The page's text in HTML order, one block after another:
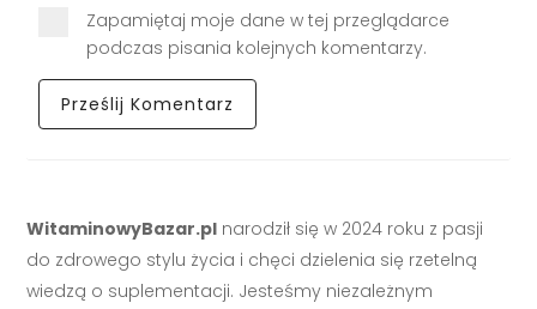
Zapamiętaj moje dane w tej przeglądarce
podczas pisania kolejnych komentarzy.
WitaminowyBazar.pl narodził się w 2024 roku z pasji
do zdrowego stylu życia i chęci dzielenia się rzetelną
wiedzą o suplementacji. Jesteśmy niezależnym